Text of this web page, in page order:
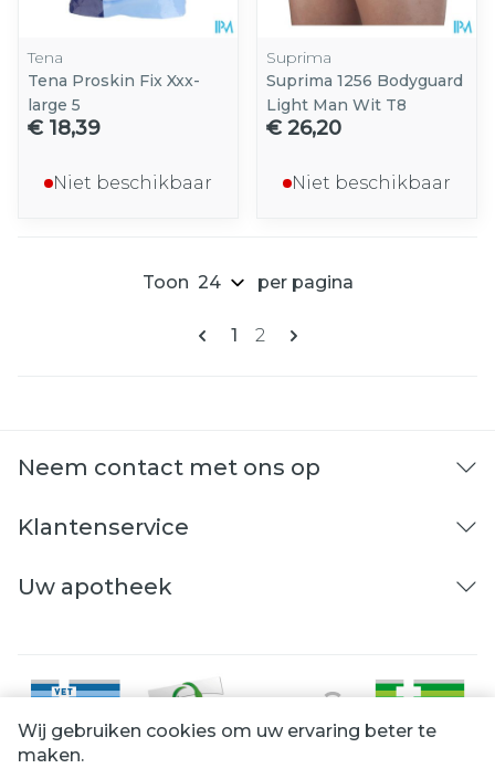
Wij gebruiken cookies om uw ervaring beter te
maken.
Tena
Tena Proskin Fix Xxx-
large 5
€ 18,39
Niet beschikbaar
Suprima
Suprima 1256 Bodyguard
Light Man Wit T8
€ 26,20
Niet beschikbaar
Pagina's
U lees momenteel pagina
1 Pagina
2
Toon per pagina
Neem contact met ons op
Klantenservice
Uw apotheek